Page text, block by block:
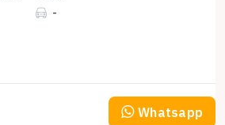
-
Whatsapp